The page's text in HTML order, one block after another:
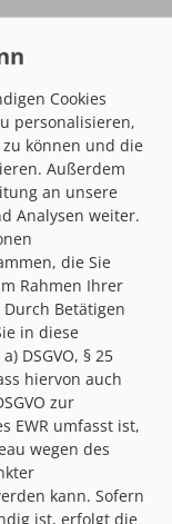
/
das Sie im
Cookies
personalisieren,
können und die
Außerdem
an unsere
Analysen weiter.
die Sie
Rahmen Ihrer
Betätigen
in diese
DSGVO, § 25
hiervon auch
zur
EWR umfasst ist,
wegen des
kann. Sofern
ist, erfolgt die